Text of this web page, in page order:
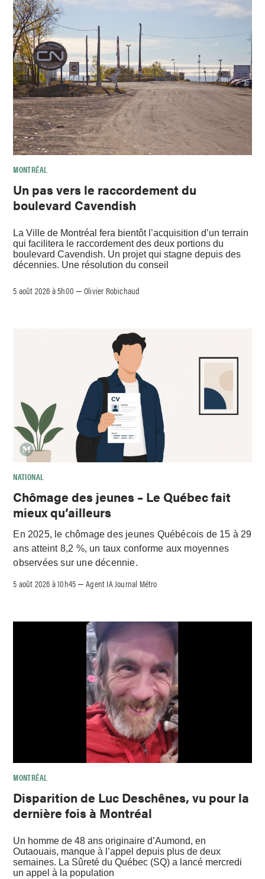
MONTRÉAL
Un pas vers le raccordement du
boulevard Cavendish
La Ville de Montréal fera bientôt l’acquisition d’un terrain
qui facilitera le raccordement des deux portions du
boulevard Cavendish. Un projet qui stagne depuis des
décennies. Une résolution du conseil
5 août 2026 à 5h00 –Olivier Robichaud
NATIONAL
Chômage des jeunes – Le Québec fait
mieux qu’ailleurs
En 2025, le chômage des jeunes Québécois de 15 à 29
ans atteint 8,2 %, un taux conforme aux moyennes
observées sur une décennie.
5 août 2026 à 10h45 –Agent IA Journal Métro
MONTRÉAL
Disparition de Luc Deschênes, vu pour la
dernière fois à Montréal
Un homme de 48 ans originaire d’Aumond, en
Outaouais, manque à l’appel depuis plus de deux
semaines. La Sûreté du Québec (SQ) a lancé mercredi
un appel à la population